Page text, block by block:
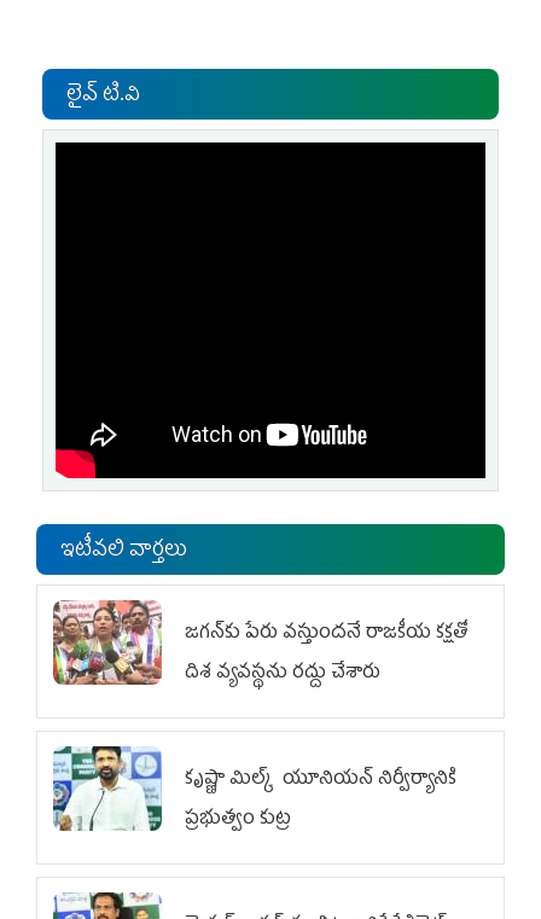
లైవ్ టి.వి
ఇటీవలి వార్తలు
జగన్‌కు పేరు వస్తుందనే రాజకీయ కక్షతో
దిశ వ్య‌వ‌స్థ‌ను రద్దు చేశారు
కృష్ణా మిల్క్‌ యూనియన్‌ నిర్వీర్యానికి
ప్రభుత్వం కుట్ర